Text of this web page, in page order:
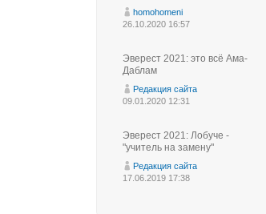
homohomeni
26.10.2020 16:57
Эверест 2021: это всё Ама-
Даблам
Редакция сайта
09.01.2020 12:31
Эверест 2021: Лобуче -
"учитель на замену"
Редакция сайта
17.06.2019 17:38